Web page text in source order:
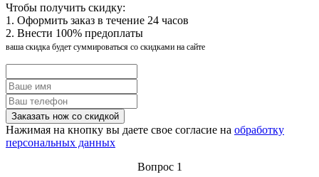
Чтобы получить скидку:
1. Оформить заказ в течение 24 часов
2. Внести 100% предоплаты
ваша скидка будет суммироваться со скидками на сайте
Нажимая на кнопку вы даете свое согласие на обработку
персональных данных
Вопрос 1